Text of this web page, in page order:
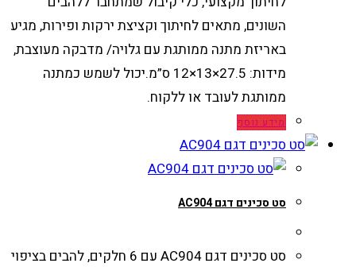
השונים, מתאים לחיתוך וקציצת ירקות ופירות, מגיע
באריזת מתנה ממותגת עם גלויה/ מדבקה מעוצבת,
מידות: 27.5×13×12 ס”מ.יכול לשמש כמתנה
ממותגת לעובד או ללקוח.
מידע נוסף
סט סכינים דגם AC904
סט סכינים דגם AC904 עם 6 חלקים, להבים בציפוי